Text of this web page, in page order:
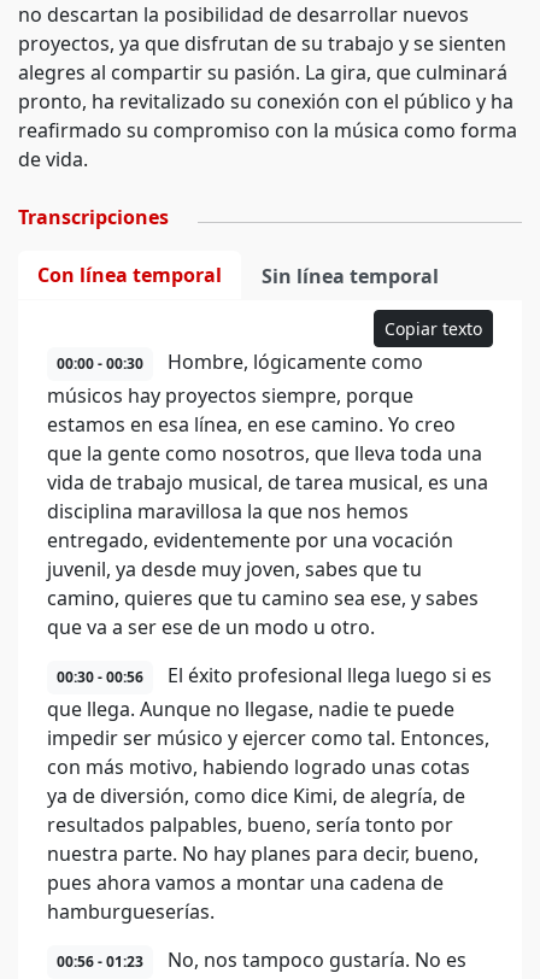
no descartan la posibilidad de desarrollar nuevos
proyectos, ya que disfrutan de su trabajo y se sienten
alegres al compartir su pasión. La gira, que culminará
pronto, ha revitalizado su conexión con el público y ha
reafirmado su compromiso con la música como forma
de vida.
Transcripciones
Con línea temporal Sin línea temporal
Copiar texto
00:00 - 00:30
Hombre, lógicamente como
músicos hay proyectos siempre, porque
estamos en esa línea, en ese camino. Yo creo
que la gente como nosotros, que lleva toda una
vida de trabajo musical, de tarea musical, es una
disciplina maravillosa la que nos hemos
entregado, evidentemente por una vocación
juvenil, ya desde muy joven, sabes que tu
camino, quieres que tu camino sea ese, y sabes
que va a ser ese de un modo u otro.
00:30 - 00:56
El éxito profesional llega luego si es
que llega. Aunque no llegase, nadie te puede
impedir ser músico y ejercer como tal. Entonces,
con más motivo, habiendo logrado unas cotas
ya de diversión, como dice Kimi, de alegría, de
resultados palpables, bueno, sería tonto por
nuestra parte. No hay planes para decir, bueno,
pues ahora vamos a montar una cadena de
hamburgueserías.
00:56 - 01:23
No, nos tampoco gustaría. No es